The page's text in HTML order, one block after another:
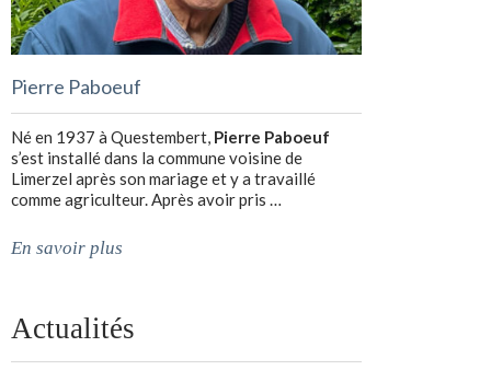
Pierre Paboeuf
Né en 1937 à Questembert, Pierre Paboeuf
s’est installé dans la commune voisine de
Limerzel après son mariage et y a travaillé
comme agriculteur. Après avoir pris …
En savoir plus
Actualités